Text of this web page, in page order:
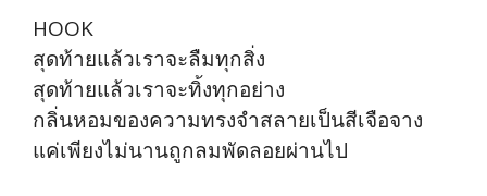
HOOK
สุดท้ายแล้วเราจะลืมทุกสิ่ง
สุดท้ายแล้วเราจะทิ้งทุกอย่าง
กลิ่นหอมของความทรงจำสลายเป็นสีเจือจาง
แค่เพียงไม่นานถูกลมพัดลอยผ่านไป